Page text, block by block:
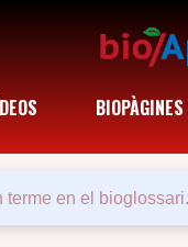
BIOPÀGINES